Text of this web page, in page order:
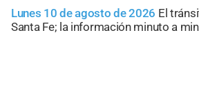
Lunes 10 de agosto de 2026 El
Santa Fe; la información minuto a